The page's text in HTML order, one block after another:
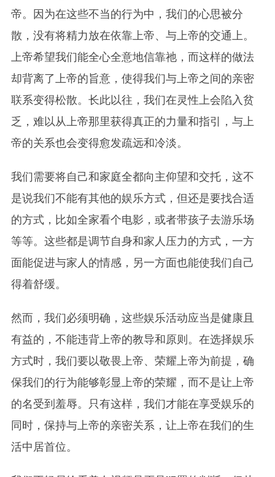
帝。因为在这些不当的行为中，我们的心思被分
散，没有将精力放在依靠上帝、与上帝的交通上。
上帝希望我们能全心全意地信靠祂，而这样的做法
却背离了上帝的旨意，使得我们与上帝之间的亲密
联系变得松散。长此以往，我们在灵性上会陷入贫
乏，难以从上帝那里获得真正的力量和指引，与上
帝的关系也会变得愈发疏远和冷淡。
我们需要将自己和家庭全都向主仰望和交托，这不
是说我们不能有其他的娱乐方式，但还是要找合适
的方式，比如全家看个电影，或者带孩子去游乐场
等等。这些都是调节自身和家人压力的方式，一方
面能促进与家人的情感，另一方面也能使我们自己
得着舒缓。
然而，我们必须明确，这些娱乐活动应当是健康且
有益的，不能违背上帝的教导和原则。在选择娱乐
方式时，我们要以敬畏上帝、荣耀上帝为前提，确
保我们的行为能够彰显上帝的荣耀，而不是让上帝
的名受到羞辱。只有这样，我们才能在享受娱乐的
同时，保持与上帝的亲密关系，让上帝在我们的生
活中居首位。